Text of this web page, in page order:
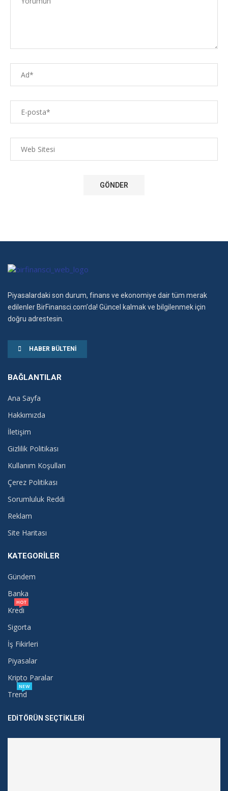
Piyasalardaki son durum, finans ve ekonomiye dair tüm merak
edilenler BirFinansci.com’da! Güncel kalmak ve bilgilenmek için
doğru adrestesin.
HABER BÜLTENI
BAĞLANTILAR
Ana Sayfa
Hakkımızda
İletişim
Gizlilik Politikası
Kullanım Koşulları
Çerez Politikası
Sorumluluk Reddi
Reklam
Site Haritası
KATEGORILER
Gündem
Banka
Kredi
HOT
Sigorta
İş Fikirleri
Piyasalar
Kripto Paralar
Trend
NEW
EDITÖRÜN SEÇTIKLERI